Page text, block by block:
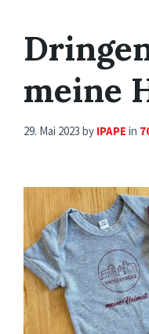
meine
29. Mai 2023 by IPAPE in